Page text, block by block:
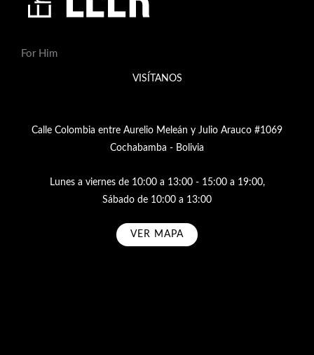
For Him
VISÍTANOS
Calle Colombia entre Aurelio Meleán y Julio Arauco #1069
Cochabamba - Bolivia
Lunes a viernes de 10:00 a 13:00 - 15:00 a 19:00,
Sábado de 10:00 a 13:00
VER MAPA